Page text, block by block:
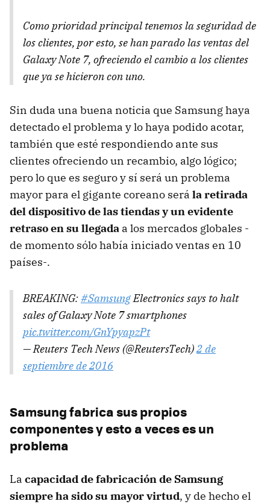
Como prioridad principal tenemos la seguridad de
los clientes, por esto, se han parado las ventas del
Galaxy Note 7, ofreciendo el cambio a los clientes
que ya se hicieron con uno.
Sin duda una buena noticia que Samsung haya
detectado el problema y lo haya podido acotar,
también que esté respondiendo ante sus
clientes ofreciendo un recambio, algo lógico;
pero lo que es seguro y sí será un problema
mayor para el gigante coreano será la retirada
del dispositivo de las tiendas y un evidente
retraso en su llegada a los mercados globales -
de momento sólo había iniciado ventas en 10
países-.
BREAKING:#SamsungElectronics says to halt
sales of Galaxy Note 7 smartphones
pic.twitter.com/GnYpyapzPt
— Reuters Tech News (@ReutersTech)2 de
septiembre de 2016
Samsung fabrica sus propios
componentes y esto a veces es un
problema
La capacidad de fabricación de Samsung
siempre ha sido su mayor virtud, y de hecho el